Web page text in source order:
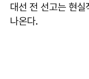
대선 전 선고는 현실
나온다.